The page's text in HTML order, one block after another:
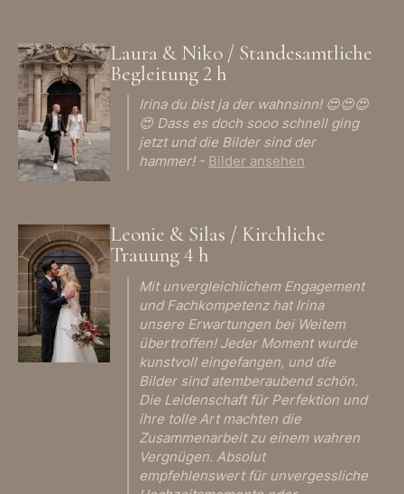
Laura & Niko / Standesamtliche
Begleitung 2 h
Irina du bist ja der wahnsinn! 😍😍😍
😍 Dass es doch sooo schnell ging
jetzt und die Bilder sind der
hammer! - Bilder ansehen
Leonie & Silas / Kirchliche
Trauung 4 h
Mit unvergleichlichem Engagement
und Fachkompetenz hat Irina
unsere Erwartungen bei Weitem
übertroffen! Jeder Moment wurde
kunstvoll eingefangen, und die
Bilder sind atemberaubend schön.
Die Leidenschaft für Perfektion und
ihre tolle Art machten die
Zusammenarbeit zu einem wahren
Vergnügen. Absolut
empfehlenswert für unvergessliche